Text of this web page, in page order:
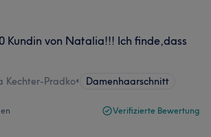
Kundin von Natalia!!! Ich finde,dass
Kechter-Pradko• Damenhaarschnitt
Verifizierte Bewertung